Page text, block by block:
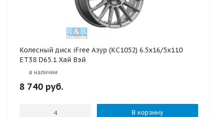
Колесный диск iFree Азур (КС1052) 6.5x16/5x110
ET38 D65.1 Хай Вэй
в наличии
8 740 руб.
В корзину